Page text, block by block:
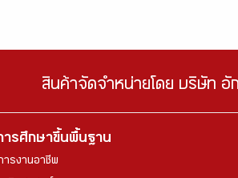
สินค้าจัดจำหน่ายโดย บริษัท
ารศึกษาขึ้นพื้นฐาน
ารงานอาชีพ